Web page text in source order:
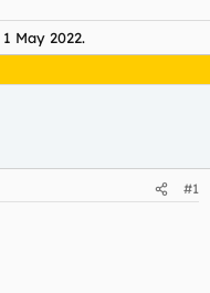
1 May 2022.
#1